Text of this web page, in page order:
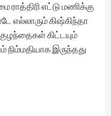
ராத்திரி எட்டு மணிக்கு
எல்லாரும் கிஷ்கிந்தா
கிட்டயும்
இருந்தது